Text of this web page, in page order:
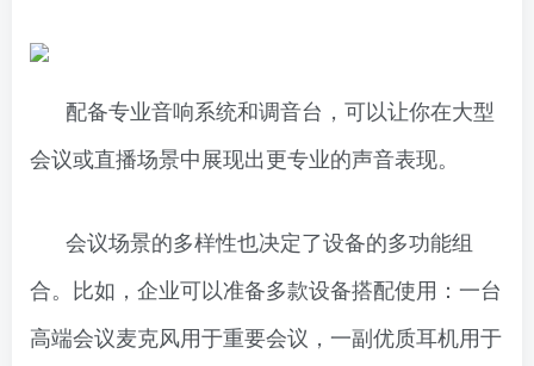
配备专业音响系统和调音台，可以让你在大型
会议或直播场景中展现出更专业的声音表现。
会议场景的多样性也决定了设备的多功能组
合。比如，企业可以准备多款设备搭配使用：一台
高端会议麦克风用于重要会议，一副优质耳机用于